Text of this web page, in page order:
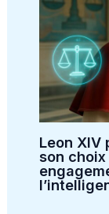
Leon XIV
son choix